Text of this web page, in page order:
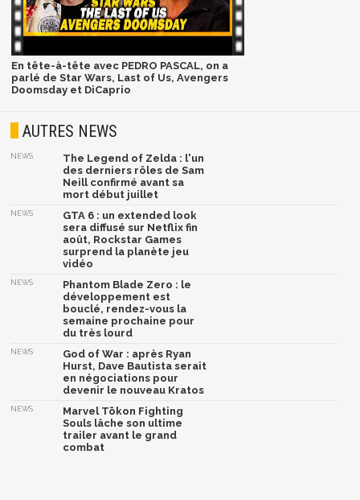
En tête-à-tête avec PEDRO PASCAL, on a
parlé de Star Wars, Last of Us, Avengers
Doomsday et DiCaprio
AUTRES NEWS
NEWS
The Legend of Zelda : l'un
des derniers rôles de Sam
Neill confirmé avant sa
mort début juillet
NEWS
GTA 6 : un extended look
sera diffusé sur Netflix fin
août, Rockstar Games
surprend la planète jeu
vidéo
NEWS
Phantom Blade Zero : le
développement est
bouclé, rendez-vous la
semaine prochaine pour
du très lourd
NEWS
God of War : après Ryan
Hurst, Dave Bautista serait
en négociations pour
devenir le nouveau Kratos
NEWS
Marvel Tōkon Fighting
Souls lâche son ultime
trailer avant le grand
combat